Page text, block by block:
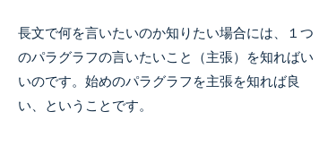
長文で何を言いたいのか知りたい場合には、１つ
のパラグラフの言いたいこと（主張）を知ればい
いのです。始めのパラグラフを主張を知れば良
い、ということです。